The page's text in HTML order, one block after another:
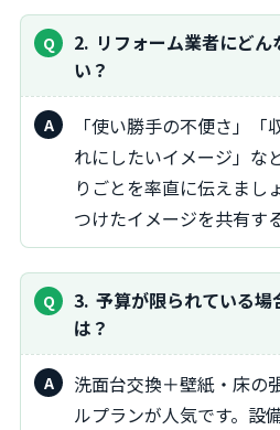
2 リフォーム業者にど
い？
「使い勝手の不便さ」「収納の悩み」「おしゃ
れにしたいイメージ」な
りごとを率直に伝えまし
つけたイメージを共有す
3 予算が限られている場
は？
洗面台交換＋壁紙・床の張り替えのみのシンプ
ルプランが人気です。設